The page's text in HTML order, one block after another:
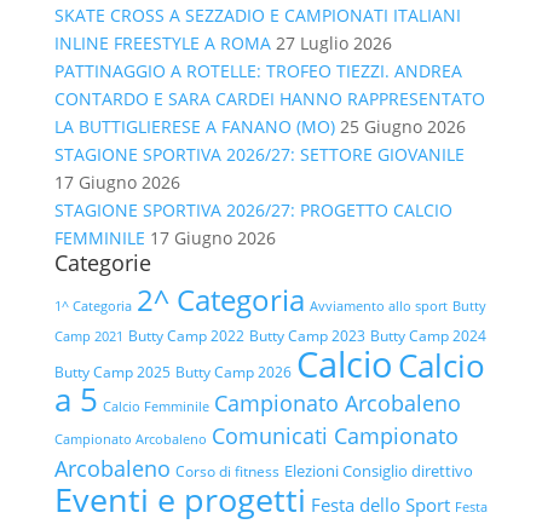
SKATE CROSS A SEZZADIO E CAMPIONATI ITALIANI
INLINE FREESTYLE A ROMA 27 Luglio 2026
PATTINAGGIO A ROTELLE: TROFEO TIEZZI. ANDREA
CONTARDO E SARA CARDEI HANNO RAPPRESENTATO
LA BUTTIGLIERESE A FANANO (MO) 25 Giugno 2026
STAGIONE SPORTIVA 2026/27: SETTORE GIOVANILE
17 Giugno 2026
STAGIONE SPORTIVA 2026/27: PROGETTO CALCIO
FEMMINILE 17 Giugno 2026
Categorie
1^ Categoria 2^ Categoria Avviamento allo sport Butty
Camp 2021 Butty Camp 2022 Butty Camp 2023 Butty Camp 2024
Butty Camp 2025 Butty Camp 2026 CalcioCalcio
a 5 Calcio Femminile Campionato Arcobaleno
Campionato Arcobaleno Comunicati Campionato
Arcobaleno Corso di fitness Elezioni Consiglio direttivo
Eventi e progetti Festa dello Sport Festa